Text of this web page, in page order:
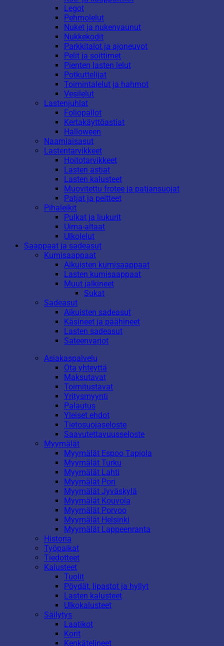
Legot
Pehmolelut
Nuket ja nukenvaunut
Nukkekodit
Parkkitalot ja ajoneuvot
Pelit ja soittimet
Pienten lasten lelut
Potkuttelijat
Toimintalelut ja hahmot
Vesilelut
Lastenjuhlat
Foliopallot
Kertakäyttöastiat
Halloween
Naamiaisasut
Lastentarvikkeet
Hoitotarvikkeet
Lasten astiat
Lasten kalusteet
Muovitettu frotee ja patjansuojat
Patjat ja peitteet
Pihaleikit
Pulkat ja liukurit
Uima-altaat
Ulkolelut
Saappaat ja sadeasut
Kumisaappaat
Aikuisten kumisaappaat
Lasten kumisaappaat
Muut jalkineet
Sukat
Sadeasut
Aikuisten sadeasut
Käsineet ja päähineet
Lasten sadeasut
Sateenvarjot
Asiakaspalvelu
Ota yhteyttä
Maksutavat
Toimitustavat
Yritysmyynti
Palautus
Yleiset ehdot
Tietosuojaseloste
Saavutettavuusseloste
Myymälät
Myymälät Espoo Tapiola
Myymälät Turku
Myymälät Lahti
Myymälät Pori
Myymälät Jyväskylä
Myymälät Kouvola
Myymälät Porvoo
Myymälät Helsinki
Myymälät Lappeenranta
Historia
Työpaikat
Tiedotteet
Kalusteet
Tuolit
Pöydät, lipastot ja hyllyt
Lasten kalusteet
Ulkokalusteet
Säilytys
Laatikot
Korit
Kenkätelineet